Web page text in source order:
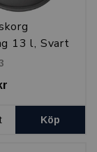
13 l, Svart
Köp